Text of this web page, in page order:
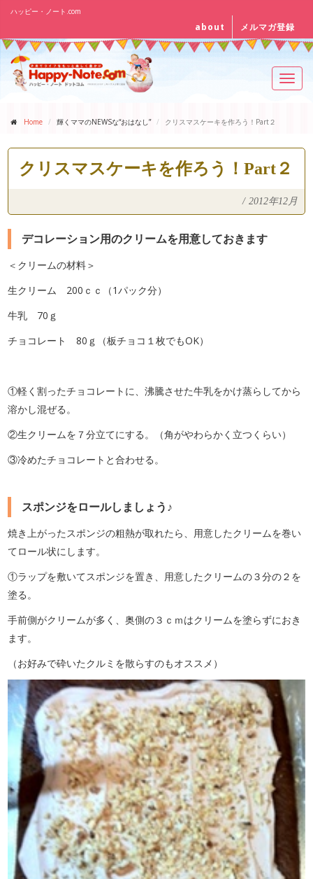
ハッピー・ノート.com
about メルマガ登録
Home 輝くママのNEWSな“おはなし” クリスマスケーキを作ろう！Part２
クリスマスケーキを作ろう！Part２
/ 2012年12月
デコレーション用のクリームを用意しておきます
＜クリームの材料＞
生クリーム 200ｃｃ（1パック分）
牛乳 70ｇ
チョコレート 80ｇ（板チョコ１枚でもOK）
①軽く割ったチョコレートに、沸騰させた牛乳をかけ蒸らしてから
溶かし混ぜる。
②生クリームを７分立てにする。（角がやわらかく立つくらい）
③冷めたチョコレートと合わせる。
スポンジをロールしましょう♪
焼き上がったスポンジの粗熱が取れたら、用意したクリームを巻い
てロール状にします。
①ラップを敷いてスポンジを置き、用意したクリームの３分の２を
塗る。
手前側がクリームが多く、奥側の３ｃｍはクリームを塗らずにおき
ます。
（お好みで砕いたクルミを散らすのもオススメ）